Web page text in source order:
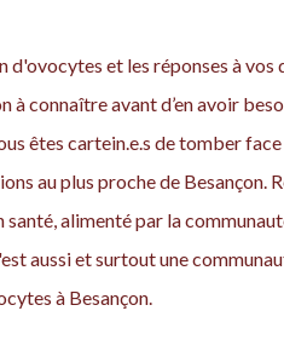
et les réponses à vos
à connaître avant d’en avoir
êtes cartein.e.s de tomber
au plus proche de Besançon.
santé, alimenté par la
aussi et surtout une
à Besançon.